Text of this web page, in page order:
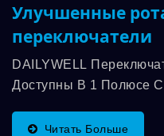
Улучшенные
переключатели
DAILYWELL
Доступны В 1 Полюсе
Читать Больше